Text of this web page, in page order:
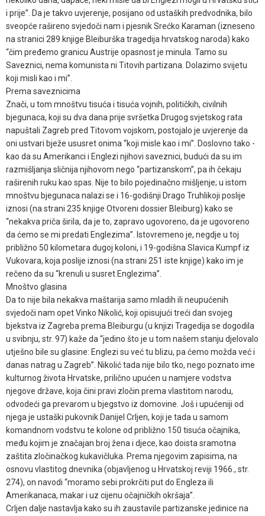
i prije”. Da je takvo uvjerenje, posijano od ustaških predvodnika, bilo
sveopće rašireno svjedoči nam i pjesnik Srećko Karaman (izneseno
na stranici 289 knjige Bleiburška tragedija hrvatskog naroda) kako
“čim pređemo granicu Austrije opasnost je minula. Tamo su
Saveznici, nema komunista ni Titovih partizana. Dolazimo svijetu
koji misli kao i mi”.
Prema saveznicima
Znači, u tom mnoštvu tisuća i tisuća vojnih, političkih, civilnih
bjegunaca, koji su dva dana prije svršetka Drugog svjetskog rata
napuštali Zagreb pred Titovom vojskom, postojalo je uvjerenje da
oni ustvari bježe ususret onima “koji misle kao i mi”. Doslovno tako -
kao da su Amerikanci i Englezi njihovi saveznici, budući da su im
razmišljanja sličnija njihovom nego “partizanskom”, pa ih čekaju
raširenih ruku kao spas. Nije to bilo pojedinačno mišljenje; u istom
mnoštvu bjegunaca nalazi se i 16-godišnji Drago Truhlikoji poslije
iznosi (na strani 235 knjige Otvoreni dossier Bleiburg) kako se
“nekakva priča širila, da je to, zapravo ugovoreno, da je ugovoreno
da ćemo se mi predati Englezima”. Istovremeno je, negdje u toj
približno 50 kilometara dugoj koloni, i 19-godišna Slavica Kumpf iz
Vukovara, koja poslije iznosi (na strani 251 iste knjige) kako im je
rečeno da su “krenuli u susret Englezima”.
Mnoštvo glasina
Da to nije bila nekakva maštarija samo mladih ili neupućenih
svjedoči nam opet Vinko Nikolić, koji opisujući treći dan svojeg
bjekstva iz Zagreba prema Bleiburgu (u knjizi Tragedija se dogodila
u svibnju, str. 97) kaže da “jedino što je u tom našem stanju djelovalo
utješno bile su glasine: Englezi su već tu blizu, pa ćemo možda već i
danas natrag u Zagreb”. Nikolić tada nije bilo tko, nego poznato ime
kulturnog života Hrvatske, prilično upućen u namjere vodstva
njegove države, koja čini pravi zločin prema vlastitom narodu,
odvodeći ga prevarom u bjegstvo iz domovine. Još i upućeniji od
njega je ustaški pukovnik Danijel Crljen, koji je tada u samom
komandnom vodstvu te kolone od približno 150 tisuća očajnika,
među kojim je značajan broj žena i djece, kao doista sramotna
zaštita zločinačkog kukavičluka. Prema njegovim zapisima, na
osnovu vlastitog dnevnika (objavljenog u Hrvatskoj reviji 1966., str.
274), on navodi “moramo sebi prokrčiti put do Engleza ili
Amerikanaca, makar i uz cijenu očajničkih okršaja”.
Crljen dalje nastavlja kako su ih zaustavile partizanske jedinice na